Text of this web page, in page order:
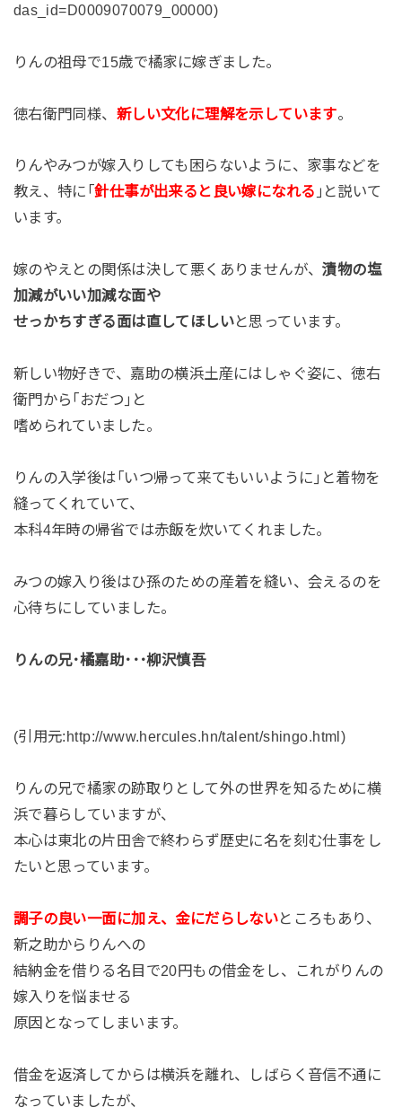
das_id=D0009070079_00000)
りんの祖母で15歳で橘家に嫁ぎました。
徳右衛門同様、 新しい文化に理解を示しています。
りんやみつが嫁入りしても困らないように、家事などを
教え、特に｢針仕事が出来ると良い嫁になれる ｣と説いて
います。
嫁のやえとの関係は決して悪くありませんが、漬物の塩
加減がいい加減な面や
せっかちすぎる面は直してほしいと思っています。
新しい物好きで、嘉助の横浜土産にはしゃぐ姿に、徳右
衛門から｢おだつ｣と
嗜められていました。
りんの入学後は｢いつ帰って来てもいいように｣と着物を
縫ってくれていて、
本科4年時の帰省では赤飯を炊いてくれました。
みつの嫁入り後はひ孫のための産着を縫い、会えるのを
心待ちにしていました。
りんの兄･橘嘉助･･･柳沢慎吾
(引用元:http://www.hercules.hn/talent/shingo.html)
りんの兄で橘家の跡取りとして外の世界を知るために横
浜で暮らしていますが、
本心は東北の片田舎で終わらず歴史に名を刻む仕事をし
たいと思っています。
調子の良い一面に加え、金にだらしないところもあり、
新之助からりんへの
結納金を借りる名目で20円もの借金をし、これがりんの
嫁入りを悩ませる
原因となってしまいます。
借金を返済してからは横浜を離れ、しばらく音信不通に
なっていましたが、